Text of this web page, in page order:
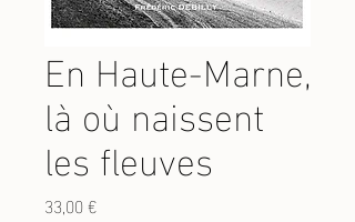
En Haute-Marne,
là où naissent
les fleuves
33,00 €Prix